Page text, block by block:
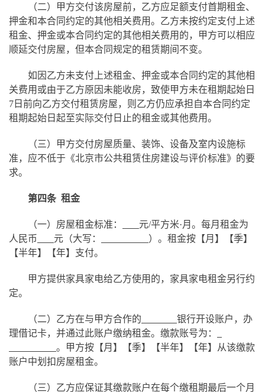
（二）甲方交付该房屋前，乙方应足额支付首期租金、
押金和本合同约定的其他相关费用。乙方未按约定支付上述
租金、押金或本合同约定的其他相关费用的，甲方可以相应
顺延交付房屋，但本合同规定的租赁期间不变。
如因乙方未支付上述租金、押金或本合同约定的其他相
关费用或由于乙方原因未能收房，致使甲方未在租期起始日
7日前向乙方交付租赁房屋，则乙方仍应承担自本合同约定
租期起始日起至实际交付日止的租金或其他费用。
（三）甲方交付房屋质量、装饰、设备及室内设施标
准，应不低于《北京市公共租赁住房建设与评价标准》的要
求。
第四条 租金
（一）房屋租金标准：
元/平方米·月。每月租金为
人民币
元（大写：
）。租金按【月】【季】
【半年】【年】支付。
甲方提供家具家电给乙方使用的，家具家电租金另行约
定。
（二）乙方在与甲方合作的
银行开设账户，办
理借记卡，并通过此账户缴纳租金。缴款账号为：
。甲方按【月】【季】【半年】【年】从该缴款
账户中划扣房屋租金。
（三）乙方应保证其缴款账户在每个缴租期最后一个月